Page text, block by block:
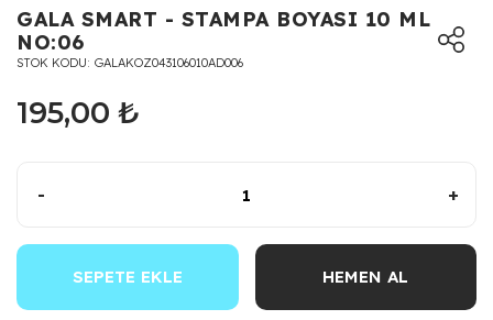
GALA SMART - STAMPA BOYASI 10 ML
NO:06
STOK KODU GALAKOZ043106010AD006
195,00 ₺
- +
SEPETE EKLE HEMEN AL